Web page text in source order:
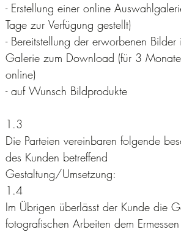
- Erstellung einer online
Tage zur Verfügung gestellt)
- Bereitstellung der erworbenen
Galerie zum Download (für 3 Monate
online)
- auf Wunsch Bildprodukte
Die Parteien vereinbaren folgende
des Kunden betreffend
Gestaltung/Umsetzung:
Im Übrigen überlässt der Kunde die
fotografischen Arbeiten dem